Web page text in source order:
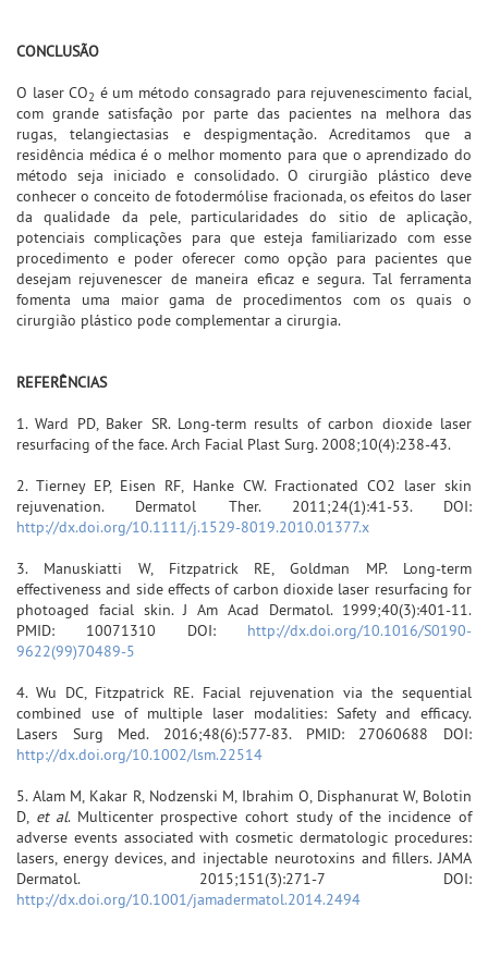
CONCLUSÃO
O laser CO2 é um método consagrado para rejuvenescimento facial,
com grande satisfação por parte das pacientes na melhora das
rugas, telangiectasias e despigmentação. Acreditamos que a
residência médica é o melhor momento para que o aprendizado do
método seja iniciado e consolidado. O cirurgião plástico deve
conhecer o conceito de fotodermólise fracionada, os efeitos do laser
da qualidade da pele, particularidades do sitio de aplicação,
potenciais complicações para que esteja familiarizado com esse
procedimento e poder oferecer como opção para pacientes que
desejam rejuvenescer de maneira eficaz e segura. Tal ferramenta
fomenta uma maior gama de procedimentos com os quais o
cirurgião plástico pode complementar a cirurgia.
REFERÊNCIAS
1. Ward PD, Baker SR. Long-term results of carbon dioxide laser
resurfacing of the face. Arch Facial Plast Surg. 2008;10(4):238-43.
2. Tierney EP, Eisen RF, Hanke CW. Fractionated CO2 laser skin
rejuvenation. Dermatol Ther. 2011;24(1):41-53. DOI:
http://dx.doi.org/10.1111/j.1529-8019.2010.01377.x
3. Manuskiatti W, Fitzpatrick RE, Goldman MP. Long-term
effectiveness and side effects of carbon dioxide laser resurfacing for
photoaged facial skin. J Am Acad Dermatol. 1999;40(3):401-11.
PMID: 10071310 DOI: http://dx.doi.org/10.1016/S0190-
9622(99)70489-5
4. Wu DC, Fitzpatrick RE. Facial rejuvenation via the sequential
combined use of multiple laser modalities: Safety and efficacy.
Lasers Surg Med. 2016;48(6):577-83. PMID: 27060688 DOI:
http://dx.doi.org/10.1002/lsm.22514
5. Alam M, Kakar R, Nodzenski M, Ibrahim O, Disphanurat W, Bolotin
D, et al. Multicenter prospective cohort study of the incidence of
adverse events associated with cosmetic dermatologic procedures:
lasers, energy devices, and injectable neurotoxins and fillers. JAMA
Dermatol. 2015;151(3):271-7 DOI:
http://dx.doi.org/10.1001/jamadermatol.2014.2494